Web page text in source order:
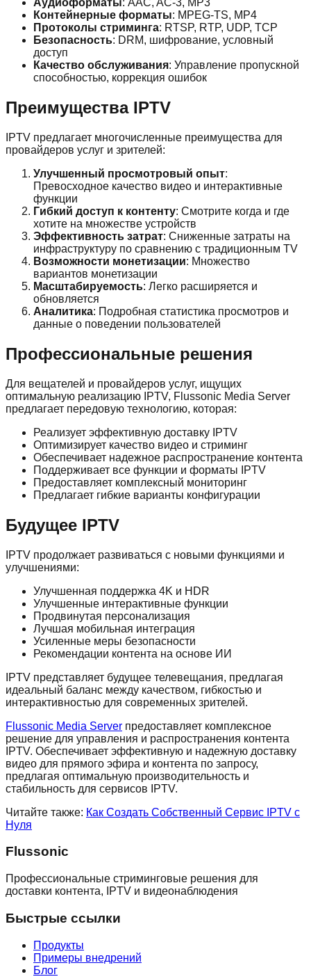
Аудиоформаты: AAC, AC-3, MP3
Контейнерные форматы: MPEG-TS, MP4
Протоколы стриминга: RTSP, RTP, UDP, TCP
Безопасность: DRM, шифрование, условный
доступ
Качество обслуживания: Управление пропускной
способностью, коррекция ошибок
Преимущества IPTV
IPTV предлагает многочисленные преимущества для
провайдеров услуг и зрителей:
Улучшенный просмотровый опыт:
Превосходное качество видео и интерактивные
функции
Гибкий доступ к контенту: Смотрите когда и где
хотите на множестве устройств
Эффективность затрат: Сниженные затраты на
инфраструктуру по сравнению с традиционным TV
Возможности монетизации: Множество
вариантов монетизации
Масштабируемость: Легко расширяется и
обновляется
Аналитика: Подробная статистика просмотров и
данные о поведении пользователей
Профессиональные решения
Для вещателей и провайдеров услуг, ищущих
оптимальную реализацию IPTV, Flussonic Media Server
предлагает передовую технологию, которая:
Реализует эффективную доставку IPTV
Оптимизирует качество видео и стриминг
Обеспечивает надежное распространение контента
Поддерживает все функции и форматы IPTV
Предоставляет комплексный мониторинг
Предлагает гибкие варианты конфигурации
Будущее IPTV
IPTV продолжает развиваться с новыми функциями и
улучшениями:
Улучшенная поддержка 4K и HDR
Улучшенные интерактивные функции
Продвинутая персонализация
Лучшая мобильная интеграция
Усиленные меры безопасности
Рекомендации контента на основе ИИ
IPTV представляет будущее телевещания, предлагая
идеальный баланс между качеством, гибкостью и
интерактивностью для современных зрителей.
Flussonic Media Server предоставляет комплексное
решение для управления и распространения контента
IPTV. Обеспечивает эффективную и надежную доставку
видео для прямого эфира и контента по запросу,
предлагая оптимальную производительность и
стабильность для сервисов IPTV.
Читайте также: Как Создать Собственный Сервис IPTV с
Нуля
Flussonic
Профессиональные стриминговые решения для
доставки контента, IPTV и видеонаблюдения
Быстрые ссылки
Продукты
Примеры внедрений
Блог